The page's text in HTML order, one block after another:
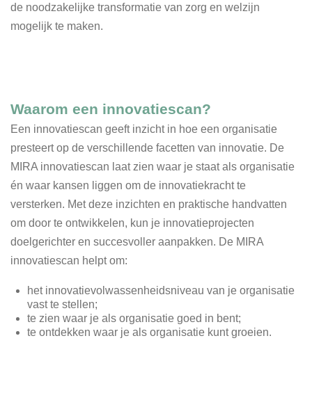
de noodzakelijke transformatie van zorg en welzijn
mogelijk te maken.
Waarom een innovatiescan?
Een innovatiescan geeft inzicht in hoe een organisatie
presteert op de verschillende facetten van innovatie. De
MIRA innovatiescan laat zien waar je staat als organisatie
én waar kansen liggen om de innovatiekracht te
versterken. Met deze inzichten en praktische handvatten
om door te ontwikkelen, kun je innovatieprojecten
doelgerichter en succesvoller aanpakken. De MIRA
innovatiescan helpt om:
het innovatievolwassenheidsniveau van je organisatie
vast te stellen;
te zien waar je als organisatie goed in bent;
te ontdekken waar je als organisatie kunt groeien.